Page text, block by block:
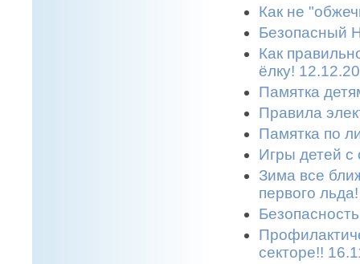
Как не
Безопасный
Как
ёлку!
Памятка
Правила
Памятка по
Игры детей с
Зима все
первого
секторе!!